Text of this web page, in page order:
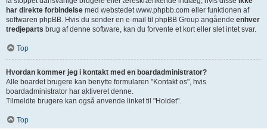
har direkte forbindelse med webstedet www.phpbb.com eller funktionen af
softwaren phpBB. Hvis du sender en e-mail til phpBB Group angående enhver
tredjeparts brug af denne software, kan du forvente et kort eller slet intet svar.
Top
Hvordan kommer jeg i kontakt med en boardadministrator?
Alle boardet brugere kan benytte formularen "Kontakt os", hvis
boardadministrator har aktiveret denne.
Tilmeldte brugere kan også anvende linket til "Holdet".
Top